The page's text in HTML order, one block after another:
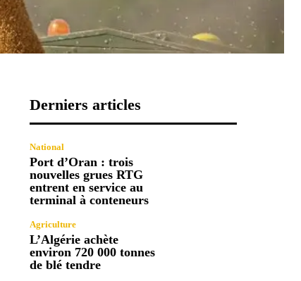
Derniers articles
National
Port d’Oran : trois
nouvelles grues RTG
entrent en service au
terminal à conteneurs
Agriculture
L’Algérie achète
environ 720 000 tonnes
de blé tendre